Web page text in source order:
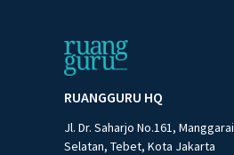
RUANGGURU HQ
Jl. Dr. Saharjo No.161, Manggarai
Selatan, Tebet, Kota Jakarta